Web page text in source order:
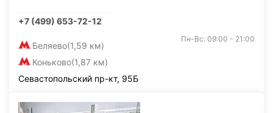
+7 (499) 653-72-12
Беляево(1,59 км)
Коньково(1,87 км)
Пн-Вс: 09:00 - 21:00
Севастопольский пр-кт, 95Б